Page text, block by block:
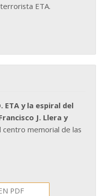
ETA.
ETA y la espiral del
J. Llera y
memorial de las
PDF